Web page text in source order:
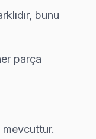
bunu
parça
mevcuttur.